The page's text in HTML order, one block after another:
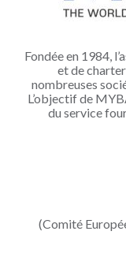
Fondée en 1984,
et de
nombreuses
L’objectif de
du service
(Comité